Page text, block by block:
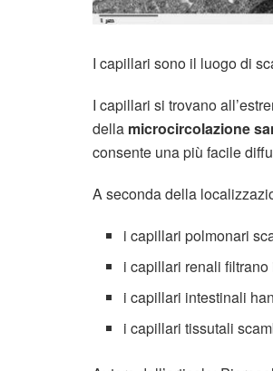
I capillari sono il luogo di
I capillari si trovano
della microcircolazione
consente una più facile
A seconda della
i capillaripolmonari
i capillari renali filtrano
i capillari intestinali
i capillaritissutali